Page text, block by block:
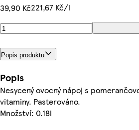
39,90 Kč221,67 Kč/l
Popis produktu
Popis
Nesycený ovocný nápoj s
vitaminy. Pasterováno.
Množství: 0.18l